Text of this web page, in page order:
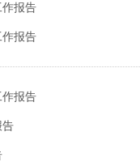
报告
报告
报告
告